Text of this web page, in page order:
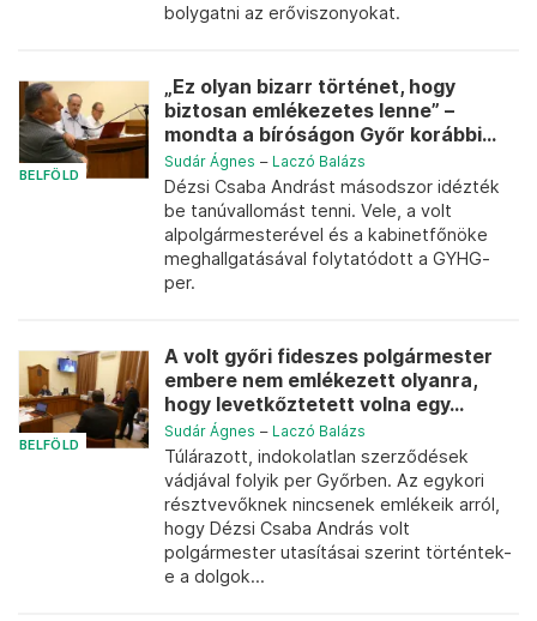
bolygatni az erőviszonyokat.
BELFÖLD
„Ez olyan bizarr történet, hogy
biztosan emlékezetes lenne” –
mondta a bíróságon Győr korábbi...
Sudár Ágnes – Laczó Balázs
Dézsi Csaba Andrást másodszor idézték
be tanúvallomást tenni. Vele, a volt
alpolgármesterével és a kabinetfőnöke
meghallgatásával folytatódott a GYHG-
per.
BELFÖLD
A volt győri fideszes polgármester
embere nem emlékezett olyanra,
hogy levetkőztetett volna egy...
Sudár Ágnes – Laczó Balázs
Túlárazott, indokolatlan szerződések
vádjával folyik per Győrben. Az egykori
résztvevőknek nincsenek emlékeik arról,
hogy Dézsi Csaba András volt
polgármester utasításai szerint történtek-
e a dolgok...